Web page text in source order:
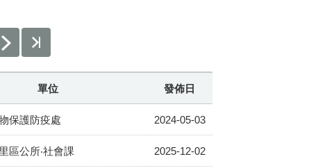
單位 發佈日
保護防疫處 2024-05-03
區公所‧社會課 2025-12-02